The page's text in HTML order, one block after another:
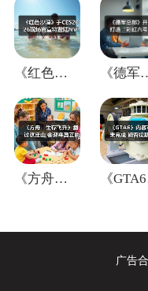
《红色沙漠》于CES2026现场官宣将登 《德军总部》开
《方舟：生存飞升》翻过这座山,会迎来真正
广告